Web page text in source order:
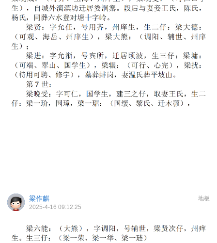
地板
梁作麒
2025-4-16 09:12:25